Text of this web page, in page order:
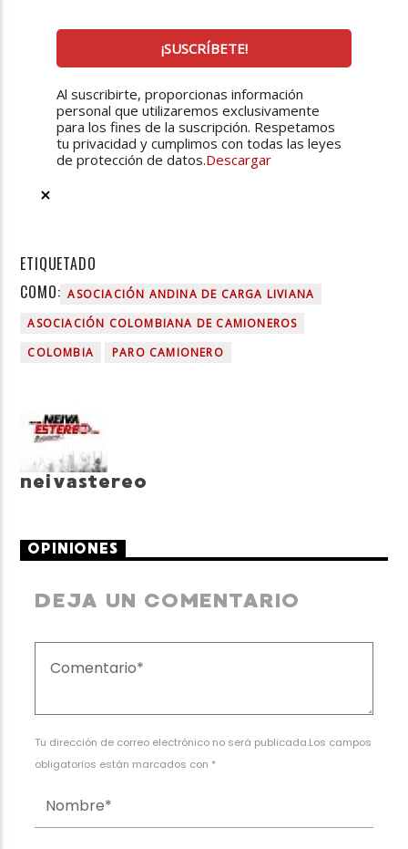
Al suscribirte, proporcionas información
personal que utilizaremos exclusivamente
para los fines de la suscripción. Respetamos
tu privacidad y cumplimos con todas las leyes
de protección de datos.Descargar
ETIQUETADO
COMO: ASOCIACIÓN ANDINA DE CARGA LIVIANA
ASOCIACIÓN COLOMBIANA DE CAMIONEROS
COLOMBIA
PARO CAMIONERO
neivastereo
OPINIONES
DEJA UN COMENTARIO
Tu dirección de correo electrónico no será publicada.Los campos
obligatorios están marcados con *